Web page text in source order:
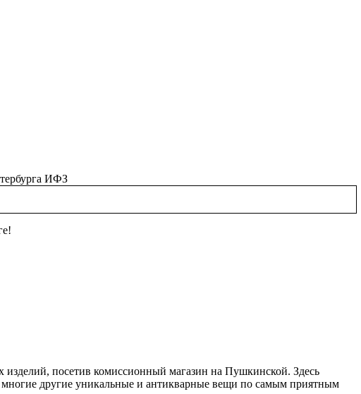
посетив комиссионный магазин на Пушкинской. Здесь
другие уникальные и антикварные вещи по самым приятным